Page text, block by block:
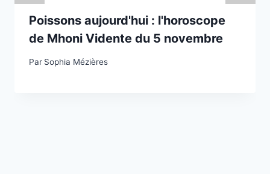
Poissons aujourd'hui : l'horoscope
de Mhoni Vidente du 5 novembre
Par Sophia Mézières